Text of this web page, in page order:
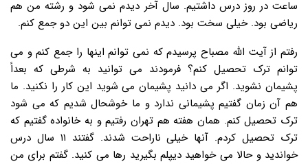
ساعت در روز درس داشتیم. سال آخر دیدم نمی شود و رشته من هم
ریاضی بود. خیلی سخت بود. دیدم نمی توانم بین این دو جمع کنم.
رفتم از آیت الله مصباح پرسیدم که نمی توانم اینها را جمع کنم و می
توانم ترک تحصیل کنم؟ فرمودند می توانید به شرطی که بعداً
پشیمان نشوید. اگر می دانید پشیمان می شوید این کار را نکنید. ما
هم آن زمان گفتیم پشیمانی ندارد و ما خوشحال شدیم که می شود
ترک تحصیل کنم. همان هفته هم تهران رفتیم و به خانواده گفتیم که
ترک تحصیل کردم. آنها خیلی ناراحت شدند. گفتند ۱۱ سال درس
خواندید و حالا می خواهید دیپلم بگیرید رها می کنید. گفتم برای من